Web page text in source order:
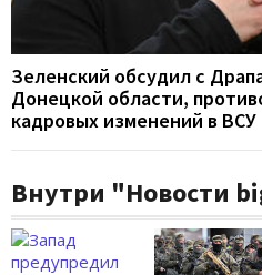
Зеленский обсудил с
Донецкой области,
кадровых изменений в ВСУ
Внутри "Новости